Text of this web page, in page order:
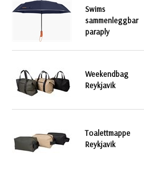
Swims
sammenleggbar
paraply
Weekendbag
Reykjavik
Toalettmappe
Reykjavik